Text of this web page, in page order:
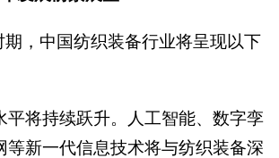
，中国纺织装备行业将呈现以下
平将持续跃升。人工智能、数字孪
等新一代信息技术将与纺织装备深